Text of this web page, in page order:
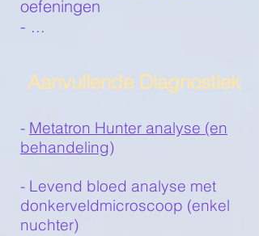
oefeningen
- ...
Aanvullende Diagnostiek
- Metatron Hunter analyse (en
behandeling)
- Levend bloed analyse met
donkerveldmicroscoop (enkel
nuchter)